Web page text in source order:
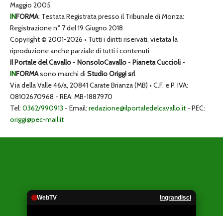
Maggio 2005
INFORMA: Testata Registrata presso il Tribunale di Monza:
Registrazione n° 7 del 19 Giugno 2018
Copyright © 2001-2026 • Tutti i diritti riservati, vietata la
riproduzione anche parziale di tutti i contenuti.
Il Portale del Cavallo - NonsoloCavallo - Pianeta Cuccioli -
INFORMAsono marchi di Studio Origgi srl
Via della Valle 46/a, 20841 Carate Brianza (MB) • C.F. e P. IVA:
08102670968 - REA: MB-1887970
Tel: 0362/990913 - Email: redazione@ilportaledelcavallo.it - PEC:
origgi@pec-mail.it
WebTV Ingrandisci